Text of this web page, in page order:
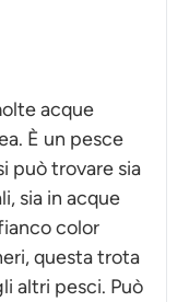
acque
È un pesce
può trovare sia
sia in acque
color
questa trota
altri pesci. Può